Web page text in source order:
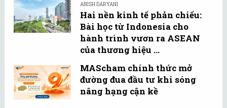
ANISH DARYANI
Hai nền kinh tế phản chiếu:
Bài học từ Indonesia cho
hành trình vươn ra ASEAN
của thương hiệu ...
MAScham chính thức mở
đường đua đầu tư khi sóng
nâng hạng cận kề